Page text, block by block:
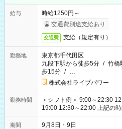
給与
時給1250円～
交通費別途支給あり
交通費 支給（規定有り）
勤務地
東京都千代田区
九段下駅から徒歩5分 / 竹橋
歩15分 / …
株式会社ライブパワー
勤務時間
＜シフト例＞ 9:00～22:30
19:00 12:30～22:00 上記の時間から好きな時間を選べます！ ※
時間は変更となる可能性があ
期間 9月8日・9日